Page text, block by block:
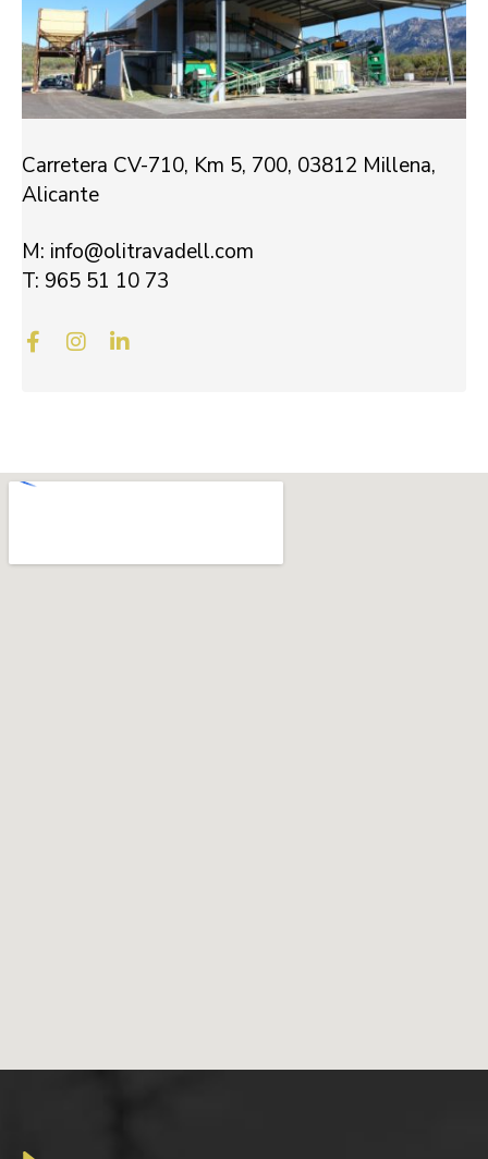
Carretera CV-710, Km 5, 700, 03812 Millena,
Alicante
M: info@olitravadell.com
T: 965 51 10 73